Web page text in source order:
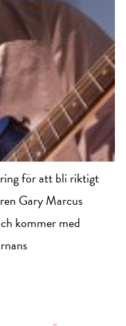
för att bli riktigt
Gary Marcus
kommer med